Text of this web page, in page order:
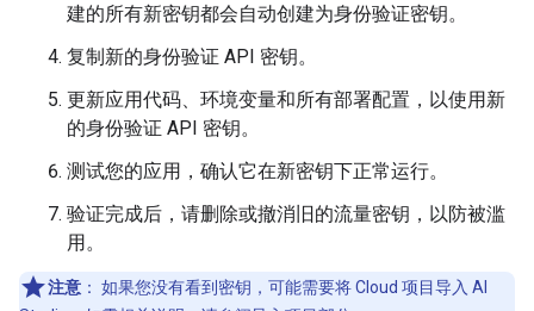
建的所有新密钥都会自动创建为身份验证密钥。
复制新的身份验证 API 密钥。
更新应用代码、环境变量和所有部署配置，以使用新
的身份验证 API 密钥。
测试您的应用，确认它在新密钥下正常运行。
验证完成后，请删除或撤消旧的流量密钥，以防被滥
用。
注意 ： 如果您没有看到密钥，可能需要将 Cloud 项目导入 AI